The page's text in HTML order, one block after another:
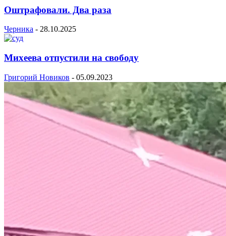
Оштрафовали. Два раза
Черника - 28.10.2025
Михеева отпустили на свободу
Григорий Новиков - 05.09.2023